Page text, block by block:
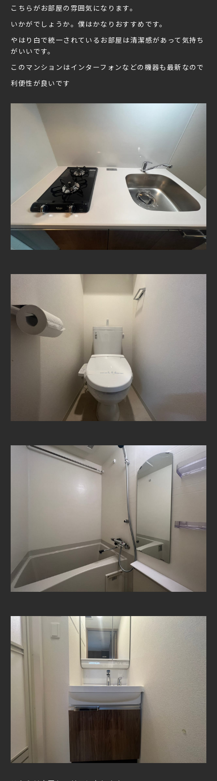
こちらがお部屋の雰囲気になります。
いかがでしょうか。僕はかなりおすすめです。
やはり白で統一されているお部屋は清潔感があって気持ち
がいいです。
このマンションはインターフォンなどの機器も最新なので
利便性が良いです